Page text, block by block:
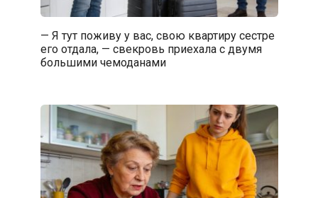
— Я тут поживу у вас, свою квартиру сестре
его отдала, — свекровь приехала с двумя
большими чемоданами